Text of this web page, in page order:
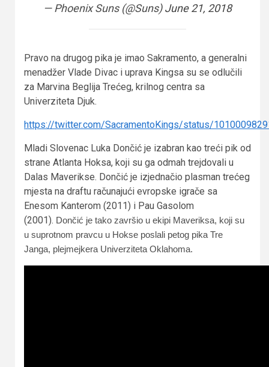
— Phoenix Suns (@Suns)June 21, 2018
Pravo na drugog pika je imao Sakramento, a generalni
menadžer Vlade Divac i uprava Kingsa su se odlučili
za Marvina Beglija Trećeg, krilnog centra sa
Univerziteta Djuk.
https://twitter.com/SacramentoKings/status/
Mladi Slovenac Luka Dončić je izabran kao treći pik od
strane Atlanta Hoksa, koji su ga odmah trejdovali u
Dalas Maverikse. Dončić je izjednačio plasman trećeg
mjesta na draftu računajući evropske igrače sa
Enesom Kanterom (2011) i Pau Gasolom
(2001). Dončić je tako završio u ekipi Maveriksa, koji su
u suprotnom pravcu u Hokse poslali petog pika Tre
Janga, plejmejkera Univerziteta Oklahoma.